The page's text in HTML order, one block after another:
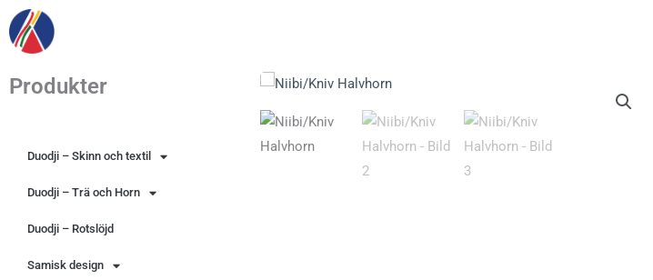
Hoppa
till
Produkter
Duodji – Skinn och textil
Duodji – Trä och Horn
Duodji – Rotslöjd
Samisk design